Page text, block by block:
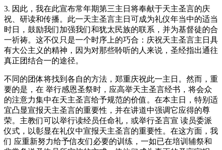
3. 因此，我在此宣布常年期第三主日将奉献于天主圣言的庆
祝、研读和传播。此一天主圣言主日可成为礼仪年当中的适当
时日，鼓励我们加强我们和犹太民族的联系，并为基督徒的合
一祈祷。这不仅只是一个时序上的巧合：庆祝天主圣言主日具
有大公主义的精神，因为对那些聆听的人来说，圣经指出通往
真正团结合一的途径。
不同的团体将找到各自的方法，郑重庆祝此一主日。然而，重
要的是，在 举行感恩圣祭时，应高举天主圣言经书，将会众
的注意力集中在天主圣言给予规范的价值。在本主日，特别适
宜凸显宣报天主圣言的重要性，并在讲道中强调它应得的尊
荣。主教们可以举行读经员任命礼，或举行圣言宣 读员委派
仪式，以彰显在礼仪中宣报天主圣言的重要性。在这方面，我
们 应重新努力给予信友们必要的训练，一如已在培训辅祭和